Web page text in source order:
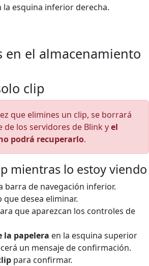
la esquina inferior derecha.
en el almacenamiento
clip
que elimines un clip, se borrará
los servidores de Blink yel
podrá recuperarlo.
mientras lo estoy viendo
barra de navegación inferior.
que desea eliminar.
que aparezcan los controles de
la papelera en la esquina superior
un mensaje de confirmación.
para confirmar.